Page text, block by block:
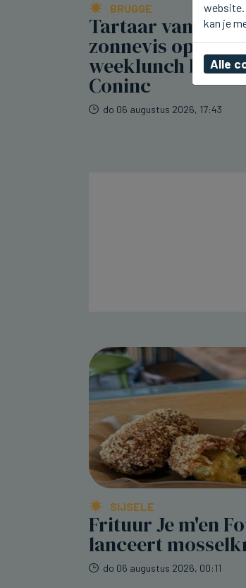
BRUGGE
Tartaar van
zonnevis op de
weeklunch bij
Coninc
do 06 augustus 2026, 17:43
SIJSELE
Frituur Je m'en
lanceert
do 06 augustus 2026, 00:11
website.
kan je
Alle